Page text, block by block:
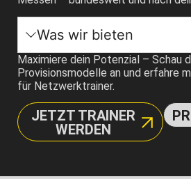
Was wir bieten
Maximiere dein Potenzial – Schau
Provisionsmodelle an und erfahre
für Netzwerktrainer.
JETZT TRAINER
WERDEN